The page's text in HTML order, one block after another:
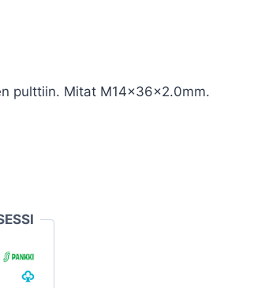
pulttiin. Mitat M14x36x2.0mm.